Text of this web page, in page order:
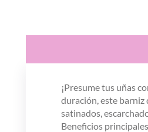
¡Presume tus uñas
duración, este barniz
satinados,
Beneficios